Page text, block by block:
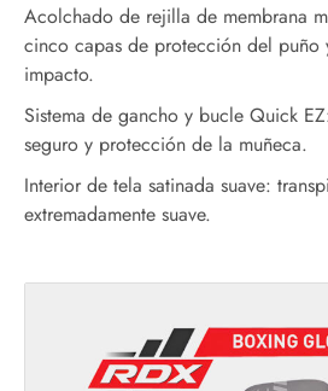
Acolchado de rejilla de membrana
cinco capas de protección del puño
impacto.
Sistema de gancho y bucle Quick
seguro y protección de la muñeca.
Interior de tela satinada suave:
extremadamente suave.